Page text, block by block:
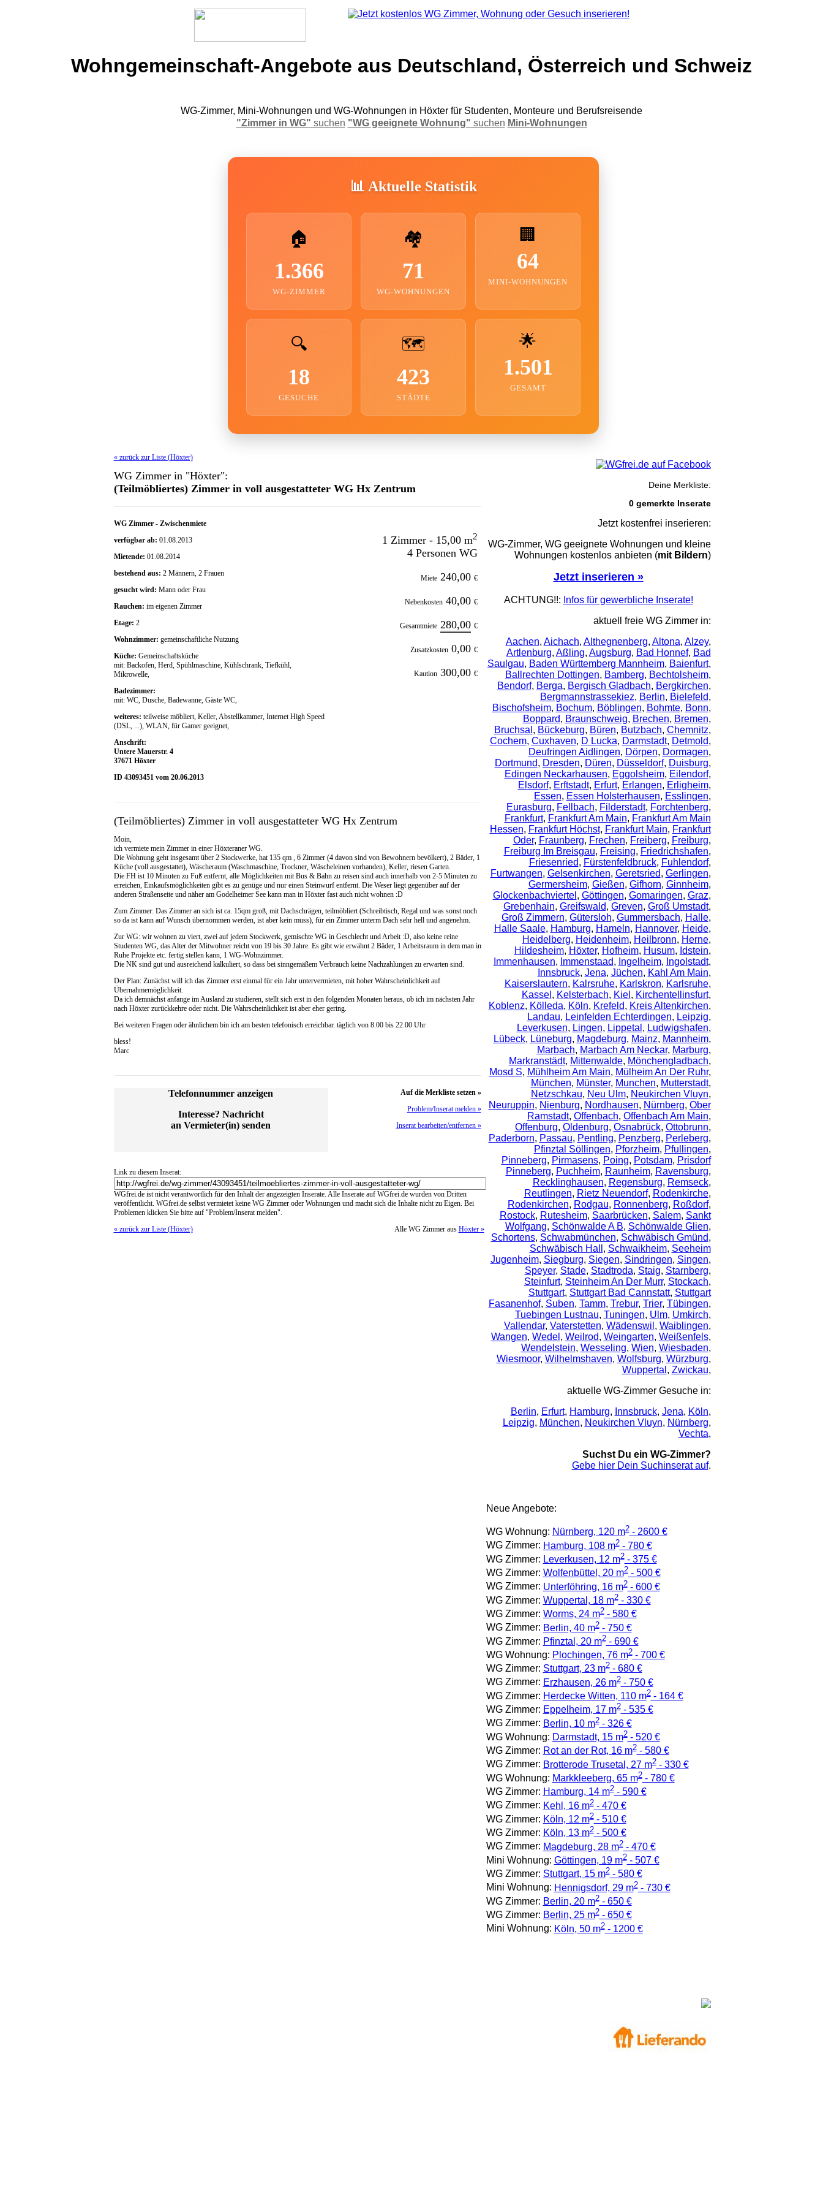
Wohngemeinschaft-Angebote aus Deutschland, Österreich und Schweiz
WG-Zimmer, Mini-Wohnungen und WG-Wohnungen in Höxter für Studenten, Monteure und Berufsreisende
"Zimmer in WG" suchen "WG geeignete Wohnung" suchen Mini-Wohnungen
📊 Aktuelle Statistik
🏠
1.366
WG-ZIMMER
🏘️
71
WG-WOHNUNGEN
🏢
64
MINI-WOHNUNGEN
🔍
18
GESUCHE
🗺️
423
STÄDTE
🌟
1.501
GESAMT
« zurück zur Liste (Höxter)
WG Zimmer in "Höxter":
(Teilmöbliertes) Zimmer in voll ausgestatteter WG Hx Zentrum
WG Zimmer- Zwischenmiete
verfügbar ab: 01.08.2013
Mietende: 01.08.2014
bestehend aus: 2 Männern, 2 Frauen
gesucht wird: Mann oder Frau
Rauchen: im eigenen Zimmer
Etage: 2
Wohnzimmer: gemeinschaftliche Nutzung
Küche: Gemeinschaftsküche
mit: Backofen, Herd, Spühlmaschine, Kühlschrank, Tiefkühl,
Mikrowelle,
Badezimmer:
mit: WC, Dusche, Badewanne, Gäste WC,
weiteres: teilweise möbliert, Keller, Abstellkammer, Internet High Speed
(DSL, ...), WLAN, für Gamer geeignet,
Anschrift:
Untere Mauerstr. 4
37671 Höxter
ID 43093451 vom 20.06.2013
1 Zimmer - 15,00 m2
4 Personen WG
Miete240,00 €
Nebenkosten40,00 €
Gesamtmiete 280,00 €
Zusatzkosten0,00 €
Kaution300,00 €
(Teilmöbliertes) Zimmer in voll ausgestatteter WG Hx Zentrum
Moin,
ich vermiete mein Zimmer in einer Höxteraner WG.
Die Wohnung geht insgesamt über 2 Stockwerke, hat 135 qm , 6 Zimmer (4 davon sind von Bewohnern bevölkert), 2 Bäder, 1
Küche (voll ausgestattet), Wäscheraum (Waschmaschine, Trockner, Wäscheleinen vorhanden), Keller, riesen Garten.
Die FH ist 10 Minuten zu Fuß entfernt, alle Möglichkeiten mit Bus & Bahn zu reisen sind auch innerhalb von 2-5 Minuten zu
erreichen, Einkaufsmöglichkeiten gibt es zu genüge und nur einen Steinwurf entfernt. Die Weser liegt gegenüber auf der
anderen Straßenseite und näher am Godelheimer See kann man in Höxter fast auch nicht wohnen :D
Zum Zimmer: Das Zimmer an sich ist ca. 15qm groß, mit Dachschrägen, teilmöbliert (Schreibtisch, Regal und was sonst noch
so da ist kann auf Wunsch übernommen werden, ist aber kein muss), für ein Zimmer unterm Dach sehr hell und angenehm.
Zur WG: wir wohnen zu viert, zwei auf jedem Stockwerk, gemischte WG in Geschlecht und Arbeit :D, also keine reine
Studenten WG, das Alter der Mitwohner reicht von 19 bis 30 Jahre. Es gibt wie erwähnt 2 Bäder, 1 Arbeitsraum in dem man in
Ruhe Projekte etc. fertig stellen kann, 1 WG-Wohnzimmer.
Die NK sind gut und ausreichend kalkuliert, so dass bei sinngemäßem Verbrauch keine Nachzahlungen zu erwarten sind.
Der Plan: Zunächst will ich das Zimmer erst einmal für ein Jahr untervermieten, mit hoher Wahrscheinlichkeit auf
Übernahmemöglichkeit.
Da ich demnächst anfange im Ausland zu studieren, stellt sich erst in den folgenden Monaten heraus, ob ich im nächsten Jahr
nach Höxter zurückkehre oder nicht. Die Wahrscheinlichkeit ist aber eher gering.
Bei weiteren Fragen oder ähnlichem bin ich am besten telefonisch erreichbar. täglich von 8.00 bis 22.00 Uhr
bless!
Marc
Telefonnummer anzeigen
Interesse? Nachricht
an Vermieter(in) senden
Auf die Merkliste setzen »
Problem/Inserat melden »
Inserat bearbeiten/entfernen »
Link zu diesem Inserat:
WGfrei.de ist nicht verantwortlich für den Inhalt der angezeigten Inserate. Alle Inserate auf WGfrei.de wurden von Dritten
veröffentlicht. WGfrei.de selbst vermietet keine WG Zimmer oder Wohnungen und macht sich die Inhalte nicht zu Eigen. Bei
Problemen klicken Sie bitte auf "Problem/Inserat melden".
« zurück zur Liste (Höxter)
Alle WG Zimmer aus Höxter »
Deine Merkliste:
0 gemerkte Inserate
Jetzt kostenfrei inserieren:
WG-Zimmer, WG geeignete Wohnungen und kleine
Wohnungen kostenlos anbieten (mit Bildern)
Jetzt inserieren »
ACHTUNG!!: Infos für gewerbliche Inserate!
aktuell freie WG Zimmer in:
Aachen, Aichach, Althegnenberg, Altona, Alzey,
Artlenburg, Aßling, Augsburg, Bad Honnef, Bad
Saulgau, Baden Württemberg Mannheim, Baienfurt,
Ballrechten Dottingen, Bamberg, Bechtolsheim,
Bendorf, Berga, Bergisch Gladbach, Bergkirchen,
Bergmannstrassekiez, Berlin, Bielefeld,
Bischofsheim, Bochum, Böblingen, Bohmte, Bonn,
Boppard, Braunschweig, Brechen, Bremen,
Bruchsal , Bückeburg, Büren, Butzbach, Chemnitz,
Cochem, Cuxhaven, D Lucka, Darmstadt, Detmold,
Deufringen Aidlingen, Dörpen, Dormagen,
Dortmund, Dresden, Düren, Düsseldorf, Duisburg,
Edingen Neckarhausen, Eggolsheim, Eilendorf,
Elsdorf, Erftstadt, Erfurt, Erlangen, Erligheim,
Essen, Essen Holsterhausen, Esslingen,
Eurasburg, Fellbach, Filderstadt, Forchtenberg,
Frankfurt, Frankfurt Am Main, Frankfurt Am Main
Hessen, Frankfurt Höchst, Frankfurt Main, Frankfurt
Oder, Fraunberg, Frechen, Freiberg, Freiburg,
Freiburg Im Breisgau, Freising, Friedrichshafen,
Friesenried, Fürstenfeldbruck, Fuhlendorf,
Furtwangen, Gelsenkirchen, Geretsried, Gerlingen,
Germersheim, Gießen, Gifhorn, Ginnheim,
Glockenbachviertel , Göttingen, Gomaringen, Graz,
Grebenhain, Greifswald, Greven, Groß Umstadt,
Groß Zimmern, Gütersloh, Gummersbach, Halle,
Halle Saale, Hamburg, Hameln, Hannover, Heide,
Heidelberg, Heidenheim, Heilbronn, Herne,
Hildesheim, Höxter, Hofheim, Husum, Idstein,
Immenhausen, Immenstaad, Ingelheim, Ingolstadt,
Innsbruck, Jena, Jüchen, Kahl Am Main,
Kaiserslautern, Kalrsruhe, Karlskron, Karlsruhe,
Kassel , Kelsterbach, Kiel , Kirchentellinsfurt,
Koblenz, Kölleda, Köln, Krefeld, Kreis Altenkirchen,
Landau, Leinfelden Echterdingen, Leipzig,
Leverkusen, Lingen, Lippetal , Ludwigshafen,
Lübeck, Lüneburg, Magdeburg, Mainz, Mannheim,
Marbach, Marbach Am Neckar, Marburg,
Markranstädt, Mittenwalde, Mönchengladbach,
Mosd S, Mühlheim Am Main, Mülheim An Der Ruhr,
München, Münster, Munchen, Mutterstadt,
Netzschkau, Neu Ulm, Neukirchen Vluyn,
Neuruppin, Nienburg, Nordhausen, Nürnberg, Ober
Ramstadt, Offenbach, Offenbach Am Main,
Offenburg, Oldenburg, Osnabrück, Ottobrunn,
Paderborn, Passau, Pentling, Penzberg, Perleberg,
Pfinztal Söllingen, Pforzheim, Pfullingen,
Pinneberg, Pirmasens, Poing, Potsdam, Prisdorf
Pinneberg, Puchheim, Raunheim, Ravensburg,
Recklinghausen, Regensburg, Remseck,
Reutlingen, Rietz Neuendorf, Rodenkirche,
Rodenkirchen, Rodgau, Ronnenberg, Roßdorf,
Rostock, Rutesheim, Saarbrücken, Salem, Sankt
Wolfgang, Schönwalde A B, Schönwalde Glien,
Schortens, Schwabmünchen, Schwäbisch Gmünd,
Schwäbisch Hall , Schwaikheim, Seeheim
Jugenheim, Siegburg, Siegen, Sindringen, Singen,
Speyer, Stade, Stadtroda, Staig, Starnberg,
Steinfurt, Steinheim An Der Murr, Stockach,
Stuttgart, Stuttgart Bad Cannstatt, Stuttgart
Fasanenhof, Suben, Tamm, Trebur, Trier, Tübingen,
Tuebingen Lustnau, Tuningen, Ulm, Umkirch,
Vallendar, Vaterstetten, Wädenswil , Waiblingen,
Wangen, Wedel , Weilrod, Weingarten, Weißenfels,
Wendelstein, Wesseling, Wien, Wiesbaden,
Wiesmoor, Wilhelmshaven, Wolfsburg, Würzburg,
Wuppertal , Zwickau,
aktuelle WG-Zimmer Gesuche in:
Berlin, Erfurt, Hamburg, Innsbruck, Jena, Köln,
Leipzig, München, Neukirchen Vluyn, Nürnberg,
Vechta,
Suchst Du ein WG-Zimmer?
Gebe hier Dein Suchinserat auf.
Neue Angebote:
WG Wohnung: Nürnberg, 120 m2- 2600 €
WG Zimmer: Hamburg, 108 m2- 780 €
WG Zimmer: Leverkusen, 12 m2- 375 €
WG Zimmer: Wolfenbüttel, 20 m2- 500 €
WG Zimmer: Unterföhring, 16 m2- 600 €
WG Zimmer: Wuppertal, 18 m2- 330 €
WG Zimmer: Worms, 24 m2- 580 €
WG Zimmer: Berlin, 40 m2- 750 €
WG Zimmer: Pfinztal, 20 m2- 690 €
WG Wohnung: Plochingen, 76 m2- 700 €
WG Zimmer: Stuttgart, 23 m2- 680 €
WG Zimmer: Erzhausen, 26 m2- 750 €
WG Zimmer: Herdecke Witten, 110 m2- 164 €
WG Zimmer: Eppelheim, 17 m2- 535 €
WG Zimmer: Berlin, 10 m2- 326 €
WG Wohnung: Darmstadt, 15 m2- 520 €
WG Zimmer: Rot an der Rot, 16 m2- 580 €
WG Zimmer: Brotterode Trusetal, 27 m2- 330 €
WG Wohnung: Markkleeberg, 65 m2- 780 €
WG Zimmer: Hamburg, 14 m2- 590 €
WG Zimmer: Kehl, 16 m2- 470 €
WG Zimmer: Köln, 12 m2- 510 €
WG Zimmer: Köln, 13 m2- 500 €
WG Zimmer: Magdeburg, 28 m2- 470 €
Mini Wohnung: Göttingen, 19 m2- 507 €
WG Zimmer: Stuttgart, 15 m2- 580 €
Mini Wohnung: Hennigsdorf, 29 m2- 730 €
WG Zimmer: Berlin, 20 m2- 650 €
WG Zimmer: Berlin, 25 m2- 650 €
Mini Wohnung: Köln, 50 m2- 1200 €